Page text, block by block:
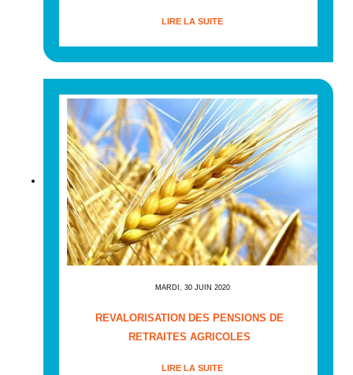
LIRE LA SUITE
MARDI, 30 JUIN 2020
REVALORISATION DES PENSIONS DE
RETRAITES AGRICOLES
LIRE LA SUITE